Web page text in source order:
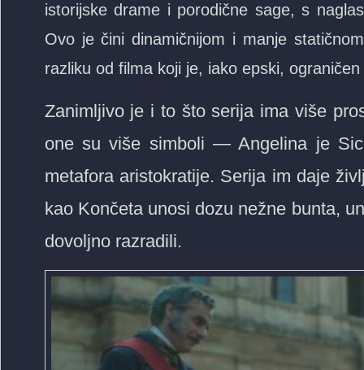
istorijske drame i porodične sage, s
Ovo je čini dinamičnijom i manje
razliku od filma koji je, iako epski,
Zanimljivo je i to što serija ima više
one su više simboli — Angelina je
metafora aristokratije. Serija im daje
kao Končeta unosi dozu nežne bunta,
dovoljno razradili.